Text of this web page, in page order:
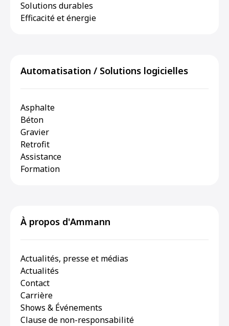
Solutions durables
Efficacité et énergie
Automatisation / Solutions logicielles
Asphalte
Béton
Gravier
Retrofit
Assistance
Formation
À propos d'Ammann
Actualités, presse et médias
Actualités
Contact
Carrière
Shows & Événements
Clause de non-responsabilité